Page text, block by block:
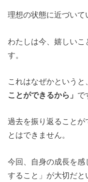
理想の状態に近づいて
わたしは今、嬉しいこ
す。
これはなぜかというと
ことができるから」 で
過去を振り返ることが
とはできません。
今回、自身の成長を
すること」が大切だ